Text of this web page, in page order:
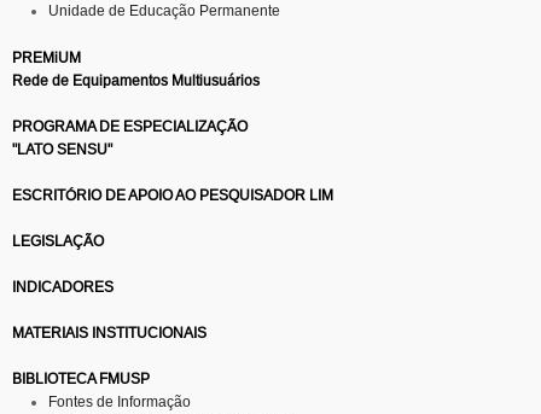
Unidade de Educação Permanente
PREMiUM
Rede de Equipamentos Multiusuários
PROGRAMA DE ESPECIALIZAÇÃO
"LATO SENSU"
ESCRITÓRIO DE APOIO AO PESQUISADOR LIM
LEGISLAÇÃO
INDICADORES
MATERIAIS INSTITUCIONAIS
BIBLIOTECA FMUSP
Fontes de Informação